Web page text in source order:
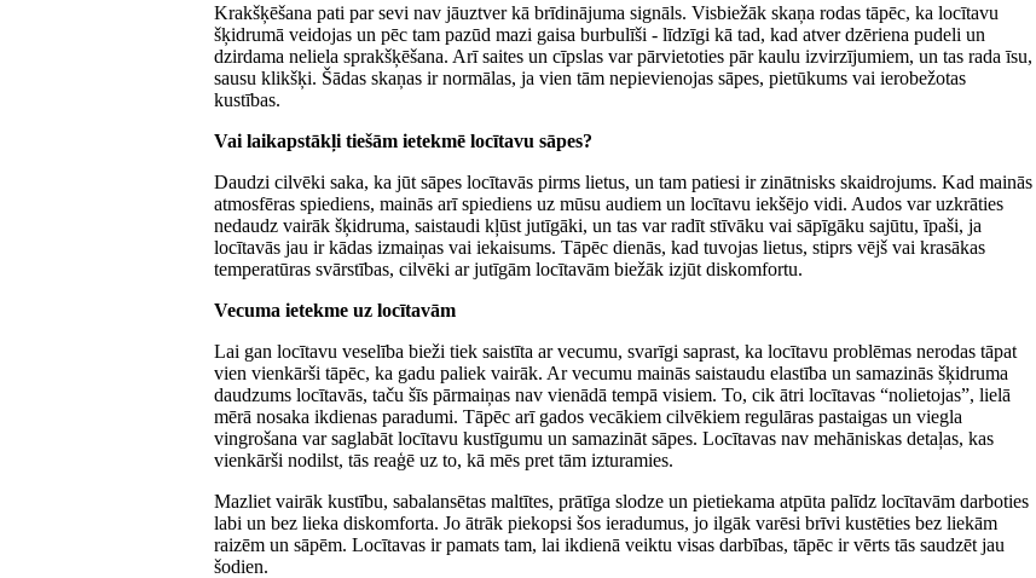
Krakšķēšana pati par sevi nav jāuztver kā brīdinājuma signāls. Visbiežāk skaņa rodas tāpēc, ka locītavu
šķidrumā veidojas un pēc tam pazūd mazi gaisa burbulīši - līdzīgi kā tad, kad atver dzēriena pudeli un
dzirdama neliela sprakšķēšana. Arī saites un cīpslas var pārvietoties pār kaulu izvirzījumiem, un tas rada īsu,
sausu klikšķi. Šādas skaņas ir normālas, ja vien tām nepievienojas sāpes, pietūkums vai ierobežotas
kustības.
Vai laikapstākļi tiešām ietekmē locītavu sāpes?
Daudzi cilvēki saka, ka jūt sāpes locītavās pirms lietus, un tam patiesi ir zinātnisks skaidrojums. Kad mainās
atmosfēras spiediens, mainās arī spiediens uz mūsu audiem un locītavu iekšējo vidi. Audos var uzkrāties
nedaudz vairāk šķidruma, saistaudi kļūst jutīgāki, un tas var radīt stīvāku vai sāpīgāku sajūtu, īpaši, ja
locītavās jau ir kādas izmaiņas vai iekaisums. Tāpēc dienās, kad tuvojas lietus, stiprs vējš vai krasākas
temperatūras svārstības, cilvēki ar jutīgām locītavām biežāk izjūt diskomfortu.
Vecuma ietekme uz locītavām
Lai gan locītavu veselība bieži tiek saistīta ar vecumu, svarīgi saprast, ka locītavu problēmas nerodas tāpat
vien vienkārši tāpēc, ka gadu paliek vairāk. Ar vecumu mainās saistaudu elastība un samazinās šķidruma
daudzums locītavās, taču šīs pārmaiņas nav vienādā tempā visiem. To, cik ātri locītavas “nolietojas”, lielā
mērā nosaka ikdienas paradumi. Tāpēc arī gados vecākiem cilvēkiem regulāras pastaigas un viegla
vingrošana var saglabāt locītavu kustīgumu un samazināt sāpes. Locītavas nav mehāniskas detaļas, kas
vienkārši nodilst, tās reaģē uz to, kā mēs pret tām izturamies.
Mazliet vairāk kustību, sabalansētas maltītes, prātīga slodze un pietiekama atpūta palīdz locītavām darboties
labi un bez lieka diskomforta. Jo ātrāk piekopsi šos ieradumus, jo ilgāk varēsi brīvi kustēties bez liekām
raizēm un sāpēm. Locītavas ir pamats tam, lai ikdienā veiktu visas darbības, tāpēc ir vērts tās saudzēt jau
šodien.